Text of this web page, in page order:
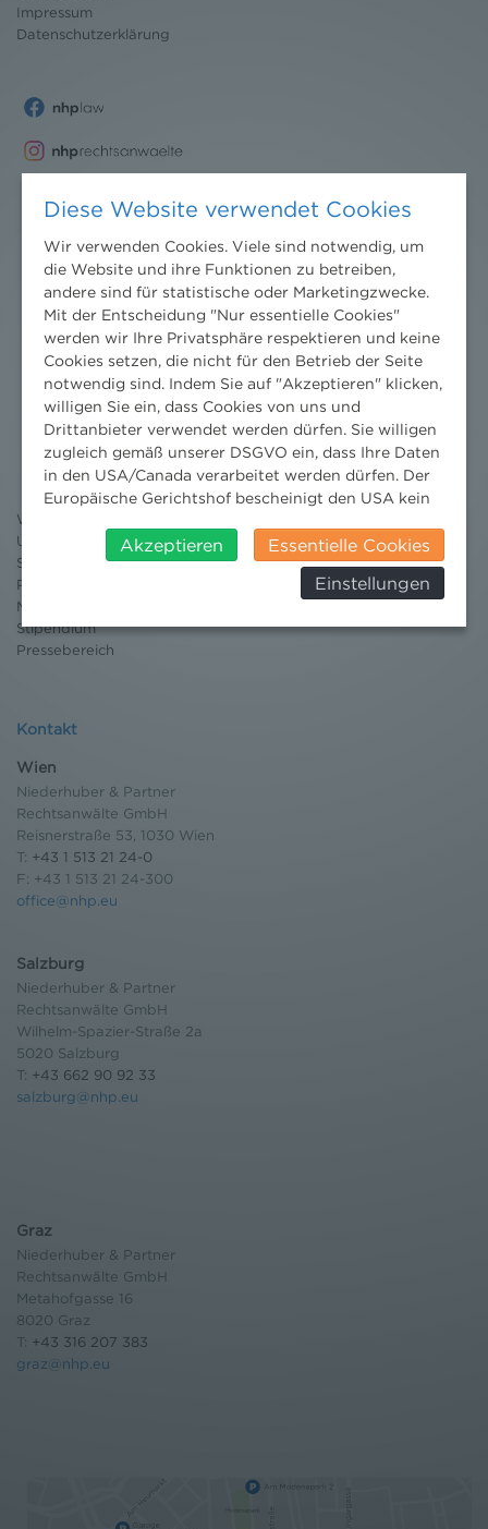
Impressum
Datenschutzerklärung
Nachrichten
News aktuell
Newsletter
3 Minuten Umweltrecht
Willkommen Umweltrecht
Umweltrechtsblog
Seminare
Publikationen
Moot Court
Stipendium
Pressebereich
Kontakt
Wien
Niederhuber & Partner
Rechtsanwälte GmbH
Reisnerstraße 53, 1030 Wien
T: +43 1 513 21 24-0
F: +43 1 513 21 24-300
office@nhp.eu
Salzburg
Niederhuber & Partner
Rechtsanwälte GmbH
Wilhelm-Spazier-Straße 2a
5020 Salzburg
T: +43 662 90 92 33
salzburg@nhp.eu
Graz
Niederhuber & Partner
Rechtsanwälte GmbH
Metahofgasse 16
8020 Graz
T: +43 316 207 383
graz@nhp.eu
Diese Website verwendet Cookies
Wir verwenden Cookies. Viele sind notwendig, um
die Website und ihre Funktionen zu betreiben,
andere sind für statistische oder Marketingzwecke.
Mit der Entscheidung "Nur essentielle Cookies"
werden wir Ihre Privatsphäre respektieren und keine
Cookies setzen, die nicht für den Betrieb der Seite
notwendig sind. Indem Sie auf "Akzeptieren" klicken,
willigen Sie ein, dass Cookies von uns und
Drittanbieter verwendet werden dürfen. Sie willigen
zugleich gemäß unserer DSGVO ein, dass Ihre Daten
in den USA/Canada verarbeitet werden dürfen. Der
Europäische Gerichtshof bescheinigt den USA kein
insbesondere das Risiko, dass ihre Daten durch US-
Behörden, zu Kontroll- und zu
Überwachungszwecken, verarbeitet werden und
werden können. Zudem finden Sie am
Bildschirmrand ein Cookie-Icon wo Sie jederzeit Ihre
Datenschutzerklärung
Akzeptieren
Essentielle Cookies
Einstellungen